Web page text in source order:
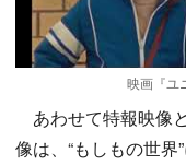
映画『ユ
あわせて特報映像
像は、“もしもの世